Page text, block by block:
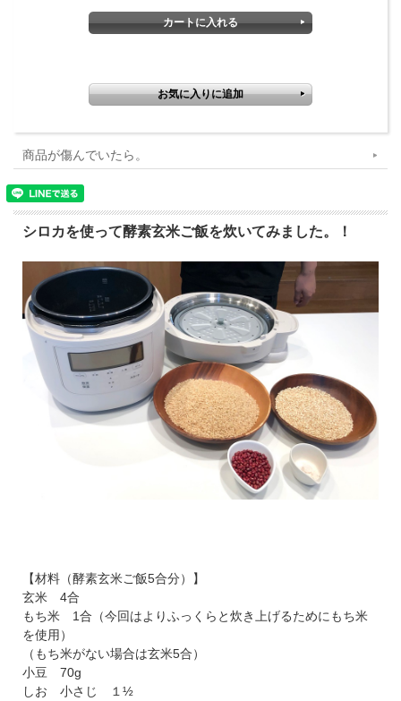
玄米ご飯の出来上がりです。
寝かせるほどに甘味が増し、褐色が濃くなっていきます。適切な
温度で保温すれば1週間から10日ほどは保存ができるので毎日炊
く手間が省けます。手軽に健康的な食生活を送ることができます
ね。
今回は毎日3食、酵素玄米ご飯を食べている翔栄ファームの社長
自らが探し求め、試し続け、「これなら美味しく玄米が炊け
る！」と納得できた【電気圧力鍋】をご用意しました。
＊ご購入いただいた方には玄米1.5㎏・小豆・塩をプレゼントし
ます！
色が選べる電気圧力鍋おうちシェフPRO L付きの「酵素玄米生活
パーフェクトセット」です。
・北海道産栽培期間中農薬・化学肥料不使用の小豆（200g）
・神宝塩（20g）
酵素玄米ご飯を毎日食べて健康になろう！シロカとコラ
商品が傷んでいたら。
シロカを使って酵素玄米ご飯を炊いてみました。！
【材料（酵素玄米ご飯5合分）】
玄米 4合
もち米 1合（今回はよりふっくらと炊き上げるためにもち米
を使用）
（もち米がない場合は玄米5合）
小豆 70g
しお 小さじ １½